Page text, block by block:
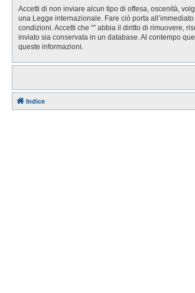
Accetti di non inviare alcun tipo di offesa, oscenità,
una Legge internazionale. Fare ciò porta
condizioni. Accetti che “” abbia il diritto di rimuovere,
inviato sia conservata in un database. Al contempo
queste informazioni.
Indice